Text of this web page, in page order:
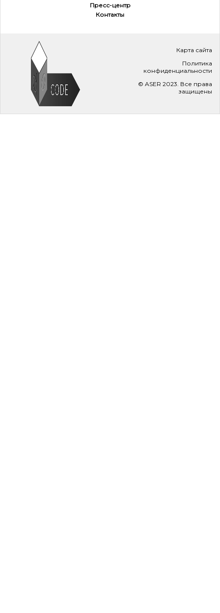
Пресс-центр
Контакты
Карта сайта
Политика
конфиденциальности
© ASER 2023. Все права
защищены